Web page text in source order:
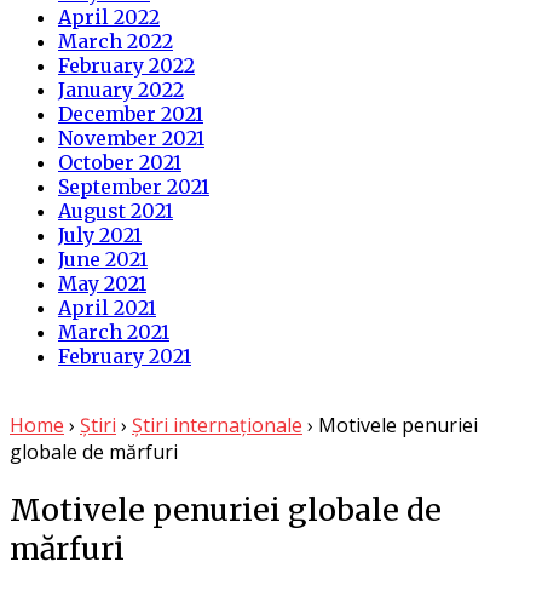
April 2022
March 2022
February 2022
January 2022
December 2021
November 2021
October 2021
September 2021
August 2021
July 2021
June 2021
May 2021
April 2021
March 2021
February 2021
Home › Știri › Știri internaționale › Motivele penuriei
globale de mărfuri
Motivele penuriei globale de
mărfuri